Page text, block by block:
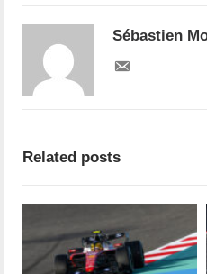
Sébastien
Related posts